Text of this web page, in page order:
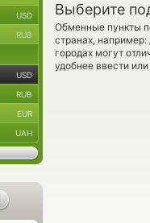
Выберите
Обменные пункты
странах, например:
городах могут
удобнее ввести
USD
RUB
USD
RUB
EUR
UAH